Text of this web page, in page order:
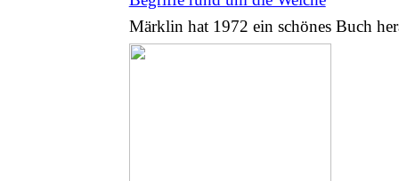
Märklin hat 1972 ein schönes Buch